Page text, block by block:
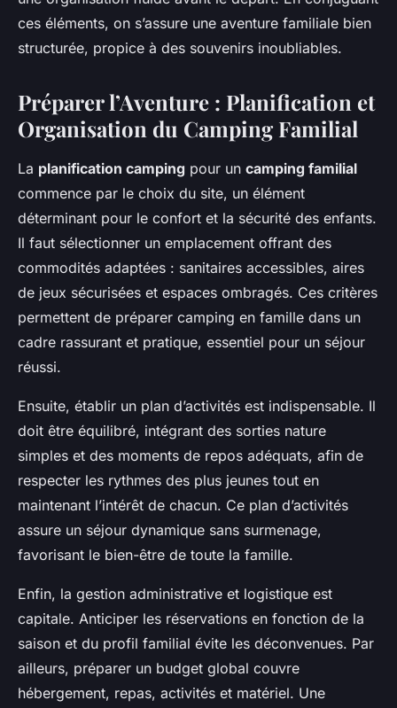
ces éléments, on s’assure une aventure familiale bien
structurée, propice à des souvenirs inoubliables.
Préparer l’Aventure : Planification et
Organisation du Camping Familial
La planification camping pour un camping familial
commence par le choix du site, un élément
déterminant pour le confort et la sécurité des enfants.
Il faut sélectionner un emplacement offrant des
commodités adaptées : sanitaires accessibles, aires
de jeux sécurisées et espaces ombragés. Ces critères
permettent de préparer camping en famille dans un
cadre rassurant et pratique, essentiel pour un séjour
réussi.
Ensuite, établir un plan d’activités est indispensable. Il
doit être équilibré, intégrant des sorties nature
simples et des moments de repos adéquats, afin de
respecter les rythmes des plus jeunes tout en
maintenant l’intérêt de chacun. Ce plan d’activités
assure un séjour dynamique sans surmenage,
favorisant le bien-être de toute la famille.
Enfin, la gestion administrative et logistique est
capitale. Anticiper les réservations en fonction de la
saison et du profil familial évite les déconvenues. Par
ailleurs, préparer un budget global couvre
hébergement, repas, activités et matériel. Une